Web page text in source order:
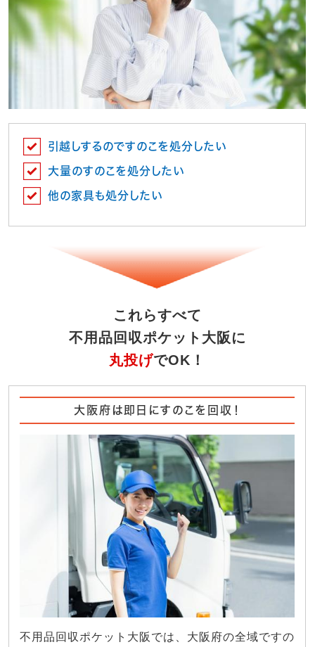
引越しするのですのこを処分したい
大量のすのこを処分したい
他の家具も処分したい
これらすべて
不用品回収ポケット大阪に
丸投げでOK！
大阪府は即日にすのこを回収！
不用品回収ポケット大阪では、大阪府の全域ですの